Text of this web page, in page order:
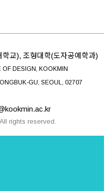
교), 조형대학(도자공예학과)
OF DESIGN, KOOKMIN
GU, SEOUL, 02707
rights reserved.